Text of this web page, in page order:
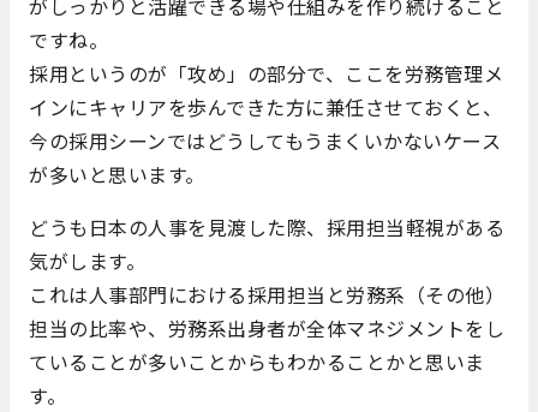
がしっかりと活躍できる場や仕組みを作り続けること
ですね。
採用というのが「攻め」の部分で、ここを労務管理メ
インにキャリアを歩んできた方に兼任させておくと、
今の採用シーンではどうしてもうまくいかないケース
が多いと思います。
どうも日本の人事を見渡した際、採用担当軽視がある
気がします。
これは人事部門における採用担当と労務系（その他）
担当の比率や、労務系出身者が全体マネジメントをし
ていることが多いことからもわかることかと思いま
す。